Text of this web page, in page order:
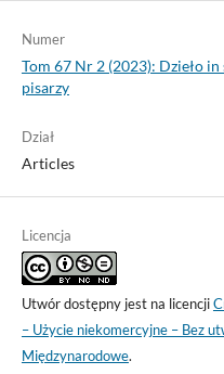
Numer
Tom 67 Nr 2 (2023): Dzieło
pisarzy
Dział
Articles
Licencja
Utwór dostępny jest na licencji
– Użycie niekomercyjne – Bez
Międzynarodowe.